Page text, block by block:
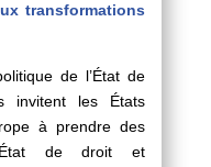
transformations
de l’État de
invitent les États
à prendre des
de droit et